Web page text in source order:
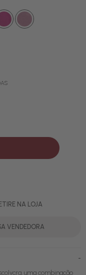
NA LOJA
VENDEDORA
-
uma combinação